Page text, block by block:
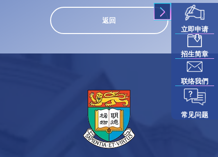
返回
立即申请
招生简章
联络我們
常见问题